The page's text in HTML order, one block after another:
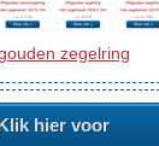
zegelring
hier voor